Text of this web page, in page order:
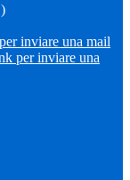
inviare una mail
per inviare una